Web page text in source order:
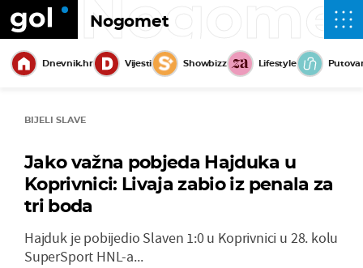
Nogomet
Dnevnik.hr Vijesti Showbizz Lifestyle
BIJELI SLAVE
Jako važna pobjeda Hajduka u
Koprivnici: Livaja zabio iz penala za
tri boda
Hajduk je pobijedio Slaven 1:0 u Koprivnici u 28. kolu
SuperSport HNL-a...